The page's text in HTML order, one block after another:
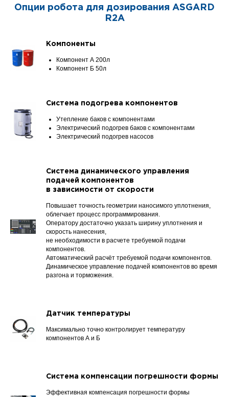
Опции робота для дозирования ASGARD
R2A
Компоненты
Компонент А 200л
Компонент Б 50л
Система подогрева компонентов
Утепление баков с компонентами
Электрический подогрев баков с компонентами
Электрический подогрев насосов
Система динамического управления
подачей компонентов
в зависимости от скорости
Повышает точность геометрии наносимого уплотнения,
облегчает процесс программирования.
Оператору достаточно указать ширину уплотнения и
скорость нанесения,
не необходимости в расчете требуемой подачи
компонентов.
Автоматический расчёт требуемой подачи компонентов.
Динамическое управление подачей компонентов во время
разгона и торможения.
Датчик температуры
Максимально точно контролирует температуру
компонентов А и Б
Система компенсации погрешности формы
Эффективная компенсация погрешности формы